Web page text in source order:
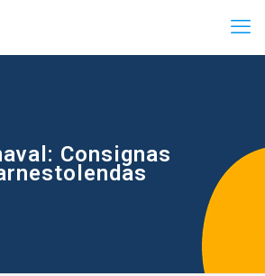
Consignas